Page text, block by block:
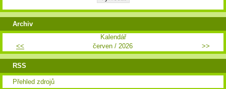
Archiv
Kalendář
<<
červen / 2026 >>
RSS
Přehled zdrojů